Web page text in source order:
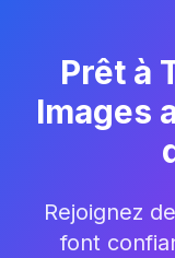
Prêt à
Images
Rejoignez
font